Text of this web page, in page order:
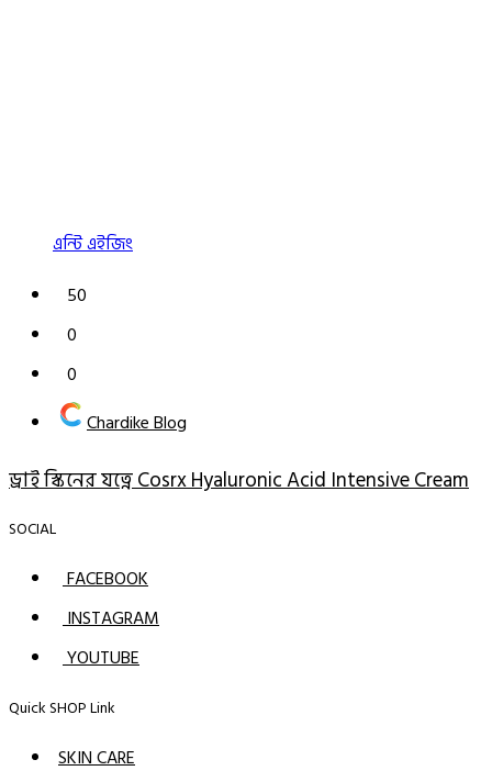
এন্টি এইজিং
50
0
0
Chardike Blog
ড্রাই স্কিনের যত্নে Cosrx Hyaluronic Acid Intensive Cream
SOCIAL
FACEBOOK
INSTAGRAM
YOUTUBE
Quick SHOP Link
SKIN CARE